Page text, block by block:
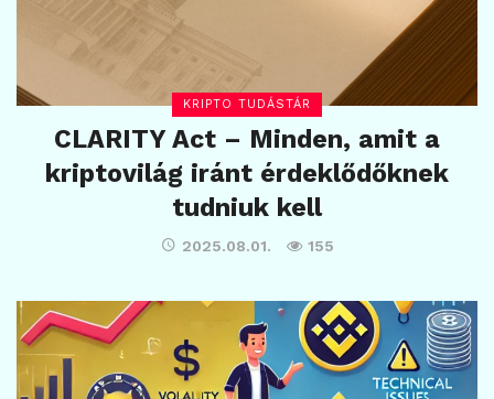
KRIPTO TUDÁSTÁR
CLARITY Act – Minden, amit a
kriptovilág iránt érdeklődőknek
tudniuk kell
2025.08.01. 155